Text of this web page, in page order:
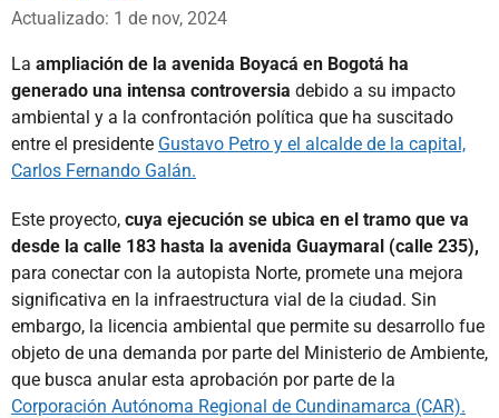
Facebook
X
Actualizado: 1 de nov, 2024
La ampliación de la avenida Boyacá en Bogotá ha
generado una intensa controversia debido a su impacto
ambiental y a la confrontación política que ha suscitado
entre el presidente Gustavo Petro y el alcalde de la capital,
Carlos Fernando Galán.
Este proyecto, cuya ejecución se ubica en el tramo que va
desde la calle 183 hasta la avenida Guaymaral (calle 235),
para conectar con la autopista Norte, promete una mejora
significativa en la infraestructura vial de la ciudad. Sin
embargo, la licencia ambiental que permite su desarrollo fue
objeto de una demanda por parte del Ministerio de Ambiente,
que busca anular esta aprobación por parte de la
Corporación Autónoma Regional de Cundinamarca (CAR).